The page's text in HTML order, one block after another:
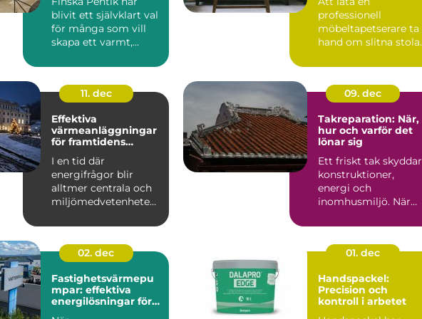
blivit ett självklart val
för många som vill
skapa ett varmt,
genomtän...
professionell
möbeltapetserare ta
hand om slitna
kan förva...
11. dec
Effektiva
värmeanläggningar
för framtidens
I en tid där
energifrågor blir
alltmer centrala och
miljömedvetenheten
09. dec
Takreparation: När,
hur och varför det
lönar sig
Ett friskt tak skyddar
konstruktioner,
energi och
inomhusmiljö. När
02. dec
Fastighetsvärmepu
mpar: effektiva
energilösningar för
01. dec
Handspackel:
Precision och
kontroll i arbetet